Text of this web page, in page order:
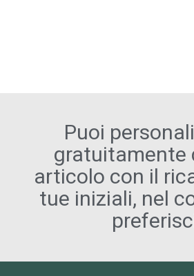
Puoi
gratuitamente
articolo con il
tue iniziali, nel